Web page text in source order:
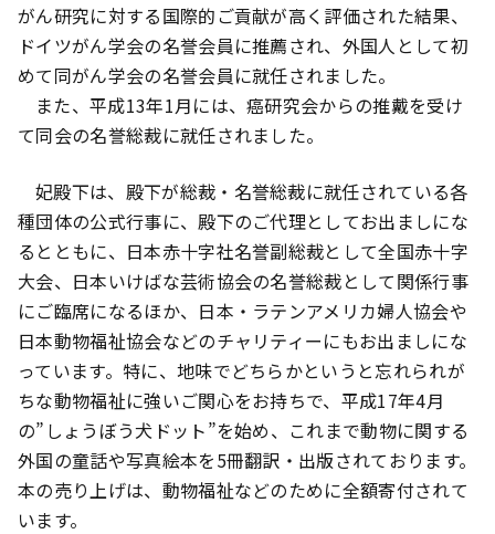
がん研究に対する国際的ご貢献が高く評価された結果、
ドイツがん学会の名誉会員に推薦され、外国人として初
めて同がん学会の名誉会員に就任されました。
また、平成13年1月には、癌研究会からの推戴を受け
て同会の名誉総裁に就任されました。
妃殿下は、殿下が総裁・名誉総裁に就任されている各
種団体の公式行事に、殿下のご代理としてお出ましにな
るとともに、日本赤十字社名誉副総裁として全国赤十字
大会、日本いけばな芸術協会の名誉総裁として関係行事
にご臨席になるほか、日本・ラテンアメリカ婦人協会や
日本動物福祉協会などのチャリティーにもお出ましにな
っています。特に、地味でどちらかというと忘れられが
ちな動物福祉に強いご関心をお持ちで、平成17年4月
の”しょうぼう犬ドット”を始め、これまで動物に関する
外国の童話や写真絵本を5冊翻訳・出版されております。
本の売り上げは、動物福祉などのために全額寄付されて
います。